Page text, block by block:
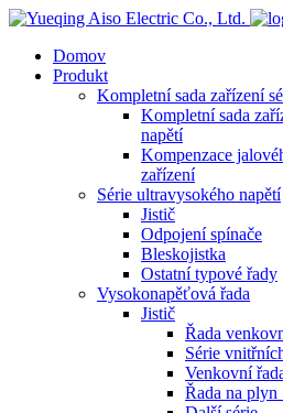
Domov
Produkt
Kompletní sada zařízení
Kompletní sada
napětí
Kompenzace
zařízení
Série ultravysokého napětí
Jistič
Odpojení spínače
Bleskojistka
Ostatní typové řady
Vysokonapěťová řada
Jistič
Řada
Série
Venkovní
Řada na